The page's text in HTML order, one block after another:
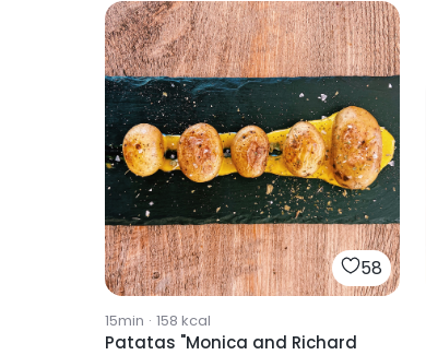
58
15min · 158 kcal
Patatas "Monica and Richard